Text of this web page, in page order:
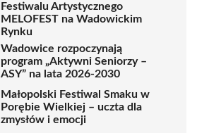
Festiwalu Artystycznego
MELOFEST na Wadowickim
Rynku
Wadowice rozpoczynają
program „Aktywni Seniorzy –
ASY” na lata 2026-2030
Małopolski Festiwal Smaku w
Porębie Wielkiej – uczta dla
zmysłów i emocji